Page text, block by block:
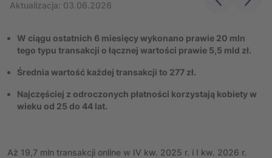
Aktualizacja: 03.06.2026
W ciągu ostatnich 6 miesięcy wykonano prawie 20 mln
tego typu transakcji o łącznej wartości prawie 5,5 mld zł.
Średnia wartość każdej transakcji to 277 zł.
Najczęściej z odroczonych płatności korzystają kobiety w
wieku od 25 do 44 lat.
Aż 19,7 mln transakcji online w IV kw. 2025 r. i I kw. 2026 r.